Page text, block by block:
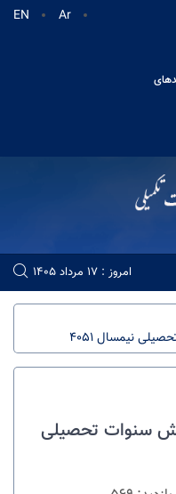
EN Ar
امروز : 17 مرداد 1405
نیمسال 4051
سنوات تحصیلی